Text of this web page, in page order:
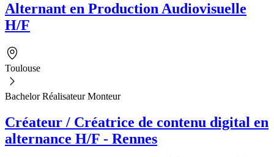
Alternant en Production Audiovisuelle
H/F
Toulouse
Bachelor Réalisateur Monteur
Créateur / Créatrice de contenu digital en
alternance H/F - Rennes